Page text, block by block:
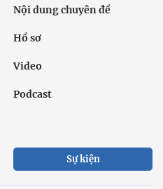
Nội dung chuyên đề
Hồ sơ
Video
Podcast
Sự kiện